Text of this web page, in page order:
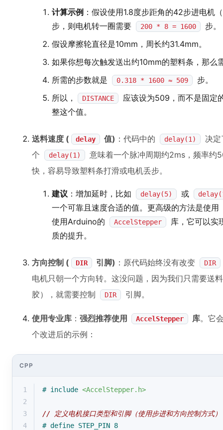
计算示例 ：假设使用1.8度步距角的42步进电
步，则电机转一圈需要
200 * 8 = 1600
步。
假设摩擦轮直径是10mm，周长约31.4mm。
如果你想每次触发送出约10mm的塑料条，那么
所需的步数就是
0.318 * 1600 ≈ 509
步。
所以，
DISTANCE
应该设为509，而不是固定
整这个值。
送料速度 ( delay 值) ：代码中的 delay(1)
决
个
delay(1)
意味着一个脉冲周期约2ms，频率约
快，容易导致塑料条打滑或电机丢步。
建议 ：增加延时，比如 delay(5) 或
一个可靠且速度合适的值。更高级的方法是使用
使用Arduino的
AccelStepper
库，它可以实
质的提升。
方向控制 ( DIR 引脚) ：原代码始终没有改变 DIR
电机只朝一个方向转。这没问题，因为我们只需要送
胶），就需要控制
DIR 引脚。
使用专业库 ： 强烈推荐使用 AccelStepper 库。它
个改进后的示例：
CPP
1 # include <AccelStepper.h>
2
3
// 定义电机接口类型和引脚（使用步进和方向控制方式）
4
# define STEP_PIN 8